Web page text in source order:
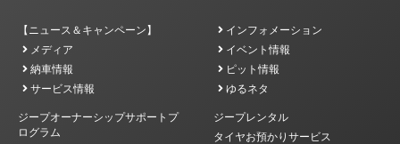
【ニュース＆キャンペーン】
インフォメーション
メディア
イベント情報
納車情報
ピット情報
サービス情報
ゆるネタ
ジープオーナーシップサポートプ
ログラム
ジープレンタル
タイヤお預かりサービス